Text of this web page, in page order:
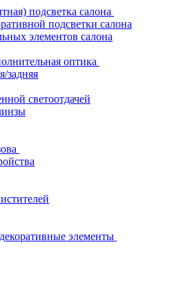
подсветка салона
подсветки салона
элементов салона
оптика
задняя
светоотдачей
элементы